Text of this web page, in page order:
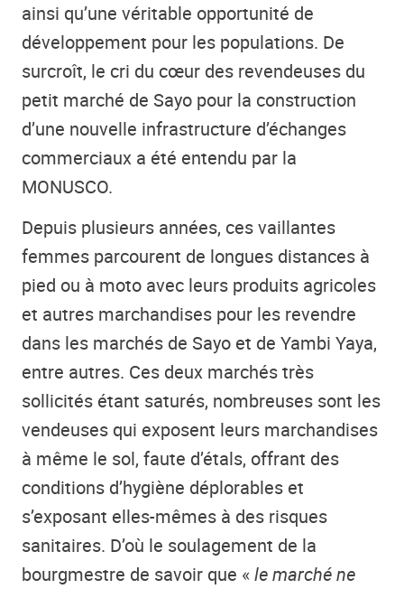
ainsi qu’une véritable opportunité de
développement pour les populations. De
surcroît, le cri du cœur des revendeuses du
petit marché de Sayo pour la construction
d’une nouvelle infrastructure d’échanges
commerciaux a été entendu par la
MONUSCO.
Depuis plusieurs années, ces vaillantes
femmes parcourent de longues distances à
pied ou à moto avec leurs produits agricoles
et autres marchandises pour les revendre
dans les marchés de Sayo et de Yambi Yaya,
entre autres. Ces deux marchés très
sollicités étant saturés, nombreuses sont les
vendeuses qui exposent leurs marchandises
à même le sol, faute d’étals, offrant des
conditions d’hygiène déplorables et
s’exposant elles-mêmes à des risques
sanitaires. D’où le soulagement de la
bourgmestre de savoir que «le marché ne